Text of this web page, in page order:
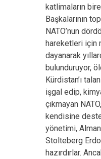
katlimaların
Başkalarının
NATO’nun
hareketleri için
dayanarak
bulunduruyor,
Kürdistan’ı
işgal edip,
çıkmayan
kendisine
yönetimi,
Stolteberg
hazırdırlar.